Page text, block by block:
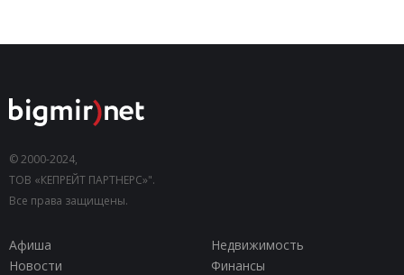
© 2000-2024,
ТОВ «КЕПРЕЙТ ПАРТНЕРС»".
Все права защищены.
Афиша
Недвижимость
Новости
Финансы